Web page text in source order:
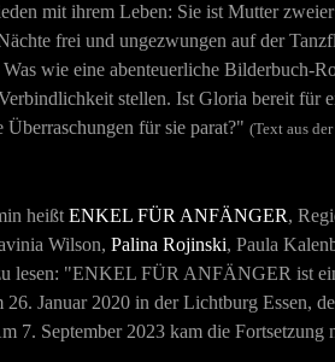
mit ihrem Leben: Sie ist Mutter
frei und ungezwungen auf der
wie eine abenteuerliche Bilderbuch-
stellen. Ist Gloria bereit für
für sie parat?" (Text aus
heißt ENKEL FÜR ANFÄNGER,
Wilson, Palina Rojinski, Paula
lesen: "ENKEL FÜR ANFÄNGER ist
26. Januar 2020 in der Lichtburg
7. September 2023 kam die Fortsetzung